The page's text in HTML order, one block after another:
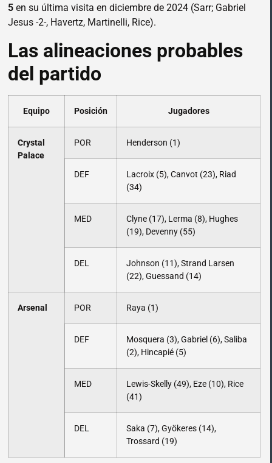
5 en su última visita en diciembre de 2024 (Sarr; Gabriel
Jesus -2-, Havertz, Martinelli, Rice).
Las alineaciones probables
del partido
Equipo Posición Jugadores
Crystal
Palace
POR Henderson (1)
DEF
Lacroix (5), Canvot (23), Riad
(34)
MED
Clyne (17), Lerma (8), Hughes
(19), Devenny (55)
DEL
Johnson (11), Strand Larsen
(22), Guessand (14)
Arsenal POR Raya (1)
DEF
Mosquera (3), Gabriel (6), Saliba
(2), Hincapié (5)
MED
Lewis-Skelly (49), Eze (10), Rice
(41)
DEL
Saka (7), Gyökeres (14),
Trossard (19)